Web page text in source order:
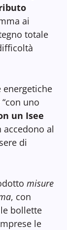
ai
totale
energetiche
uno
un Isee
accedono al
di
misure
, con
bollette
le